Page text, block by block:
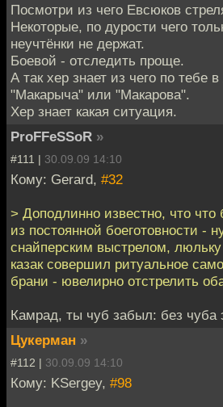
Посмотри из чего Евсюков
Некоторые, по дурости чего
неучтёнки не держат.
Боевой - отследить проще.
А так хер знает из чего по тебе
"Макарыча" или "Макарова".
Хер знает какая ситуация.
ProFFeSSoR »
#111 | 30.09.09 14:10
Кому: Gerard, #32
> Доподлинно известно, что что
из постоянной боеготовности -
снайперским выстрелом,
казак совершил ритуальное
брани - ювелирно отстрелить
Камрад, ты чуб забыл: без чуба
Цукерман »
#112 | 30.09.09 14:10
Кому: KSergey, #98